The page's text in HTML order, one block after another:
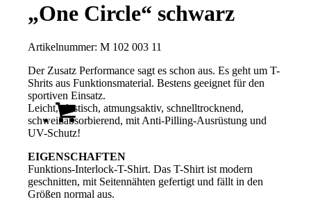
„One Circle“ schwarz
Artikelnummer:M 102 003 11
Der Zusatz Performance sagt es schon aus. Es geht um T-
Shrits aus Funktionsmaterial. Bestens geeignet für den
sportiven Einsatz.
Leicht, elastisch, atmungsaktiv, schnelltrocknend,
schweißabsorbierend, mit Anti-Pilling-Ausrüstung und
UV-Schutz!
EIGENSCHAFTEN
Funktions-Interlock-T-Shirt. Das T-Shirt ist modern
geschnitten, mit Seitennähten gefertigt und fällt in den
Größen normal aus.